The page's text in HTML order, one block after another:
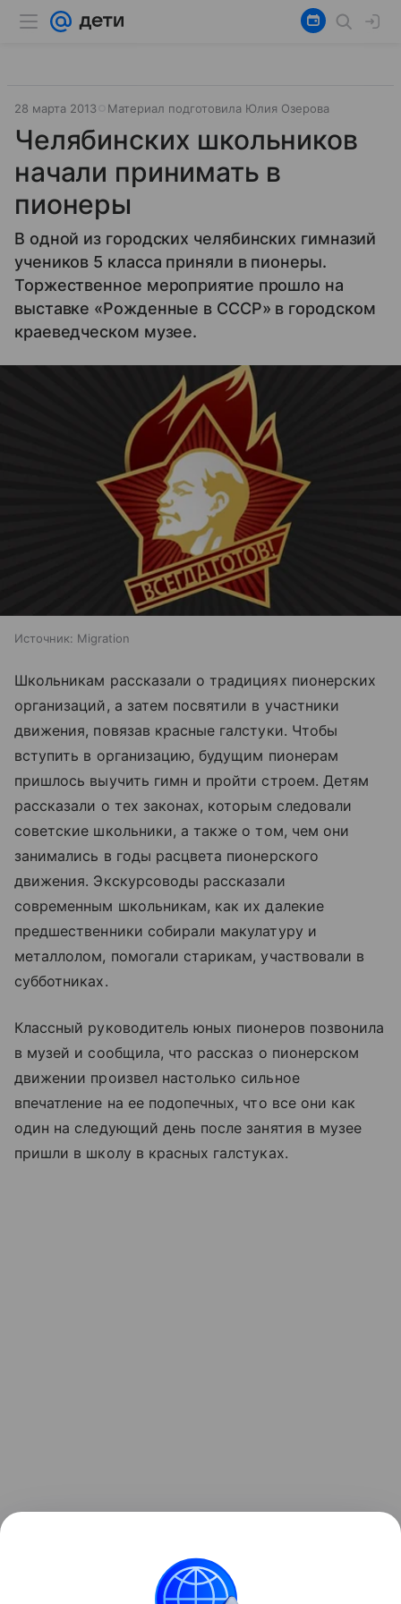
28 марта 2013 Материал подготовила Юлия Озерова
Челябинских школьников
начали принимать в
пионеры
В одной из городских челябинских гимназий
учеников 5 класса приняли в пионеры.
Торжественное мероприятие прошло на
выставке «Рожденные в СССР» в городском
краеведческом музее.
Источник: Migration
Школьникам рассказали о традициях пионерских
организаций, а затем посвятили в участники
движения, повязав красные галстуки. Чтобы
вступить в организацию, будущим пионерам
пришлось выучить гимн и пройти строем. Детям
рассказали о тех законах, которым следовали
советские школьники, а также о том, чем они
занимались в годы расцвета пионерского
движения. Экскурсоводы рассказали
современным школьникам, как их далекие
предшественники собирали макулатуру и
металлолом, помогали старикам, участвовали в
субботниках.
Классный руководитель юных пионеров позвонила
в музей и сообщила, что рассказ о пионерском
движении произвел настолько сильное
впечатление на ее подопечных, что все они как
один на следующий день после занятия в музее
пришли в школу в красных галстуках.
проходить в краеведческом музее Челябинска до
середины апреля — пока не закроется выставка